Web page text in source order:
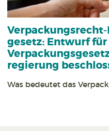
gesetz: Entwurf für
regierung
Was bedeutet das